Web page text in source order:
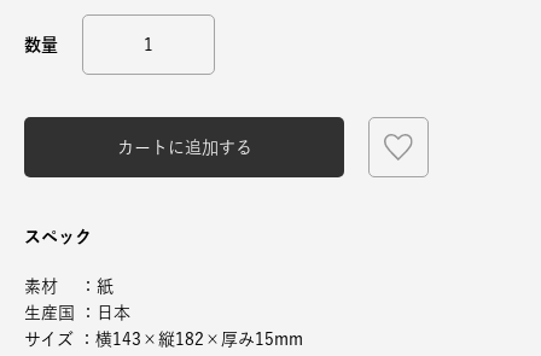
カートに追加する
スペック
素材 ：紙
生産国 ：日本
サイズ ：横143×縦182×厚み15mm